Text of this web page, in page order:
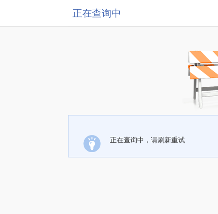
正在查询中
正在查询中，请刷新重试